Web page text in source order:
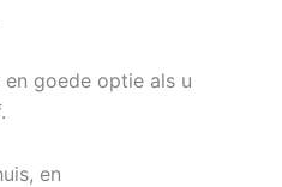
goede optie als u
en